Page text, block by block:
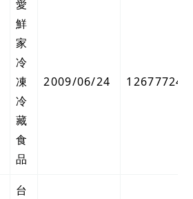
愛
鮮
家
冷
凍
冷
藏
食
品
2009/06/24 12677724
台